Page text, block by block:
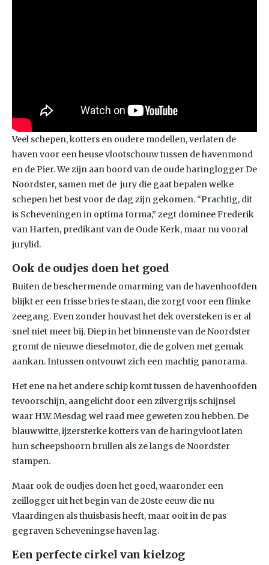
Veel schepen, kotters en oudere modellen, verlaten de
haven voor een heuse vlootschouw tussen de havenmond
en de Pier. We zijn aan boord van de oude haringlogger De
Noordster, samen met de jury die gaat bepalen welke
schepen het best voor de dag zijn gekomen. “Prachtig, dit
is Scheveningen in optima forma,” zegt dominee Frederik
van Harten, predikant van de Oude Kerk, maar nu vooral
jurylid.
Ook de oudjes doen het goed
Buiten de beschermende omarming van de havenhoofden
blijkt er een frisse bries te staan, die zorgt voor een flinke
zeegang. Even zonder houvast het dek oversteken is er al
snel niet meer bij. Diep in het binnenste van de Noordster
gromt de nieuwe dieselmotor, die de golven met gemak
aankan. Intussen ontvouwt zich een machtig panorama.
Het ene na het andere schip komt tussen de havenhoofden
tevoorschijn, aangelicht door een zilvergrijs schijnsel
waar H.W. Mesdag wel raad mee geweten zou hebben. De
blauwwitte, ijzersterke kotters van de haringvloot laten
hun scheepshoorn brullen als ze langs de Noordster
stampen.
Maar ook de oudjes doen het goed, waaronder een
zeillogger uit het begin van de 20ste eeuw die nu
Vlaardingen als thuisbasis heeft, maar ooit in de pas
gegraven Scheveningse haven lag.
Een perfecte cirkel van kielzog